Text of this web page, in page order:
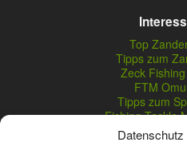
Top
Tipps zum
Zeck
FTM
Tipps zum
Fishing Tackle
Seika Pro
Nightveit